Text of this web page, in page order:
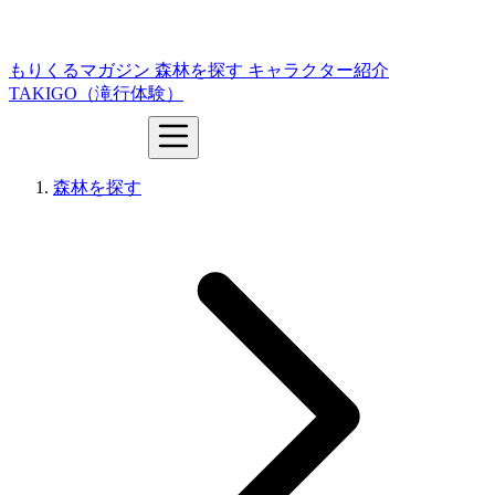
もりくるマガジン 森林を探す キャラクター紹介
TAKIGO（滝行体験）
森林を探す